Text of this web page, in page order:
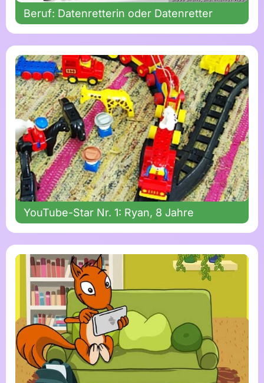
Beruf: Datenretterin oder Datenretter
YouTube-Star Nr. 1: Ryan, 8 Jahre